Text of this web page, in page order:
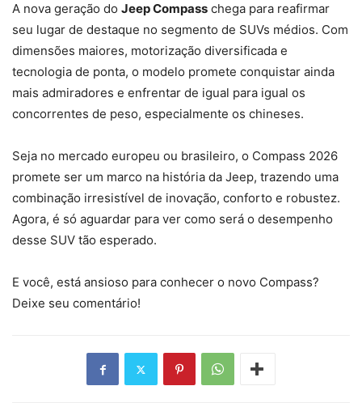
A nova geração do Jeep Compass chega para reafirmar
seu lugar de destaque no segmento de SUVs médios. Com
dimensões maiores, motorização diversificada e
tecnologia de ponta, o modelo promete conquistar ainda
mais admiradores e enfrentar de igual para igual os
concorrentes de peso, especialmente os chineses.
Seja no mercado europeu ou brasileiro, o Compass 2026
promete ser um marco na história da Jeep, trazendo uma
combinação irresistível de inovação, conforto e robustez.
Agora, é só aguardar para ver como será o desempenho
desse SUV tão esperado.
E você, está ansioso para conhecer o novo Compass?
Deixe seu comentário!